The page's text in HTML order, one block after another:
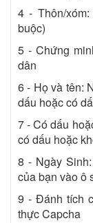
4 - Thôn/
buộc)
5 - Chứng
dân
6 - Họ và tên:
dấu hoặc có
7 - Có dấu
có dấu hoặc
8 - Ngày
của bạn vào ô
9 - Đánh tích
thực Capcha